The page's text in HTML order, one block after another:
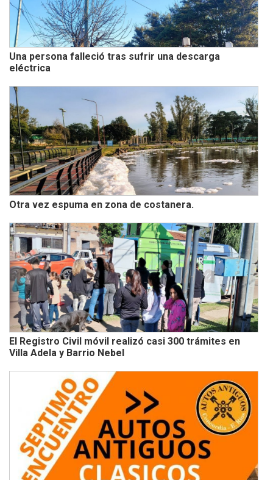
Una persona falleció tras sufrir una descarga
eléctrica
Otra vez espuma en zona de costanera.
El Registro Civil móvil realizó casi 300 trámites en
Villa Adela y Barrio Nebel